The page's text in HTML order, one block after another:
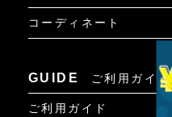
コーディネート
GUIDE ご利用ガイド
ご利用ガイド